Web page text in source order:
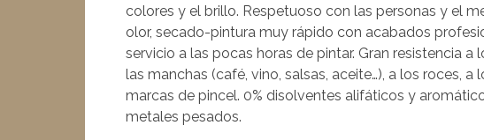
colores y el brillo. Respetuoso con las personas y el
olor, secado-pintura muy rápido con acabados
servicio a las pocas horas de pintar. Gran resistencia
las manchas (café, vino, salsas, aceite…), a los roces,
marcas de pincel. 0% disolventes alifáticos y
metales pesados.